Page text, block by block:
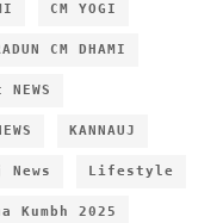
CM YOGI
CM DHAMI
KANNAUJ
News Lifestyle
Kumbh 2025